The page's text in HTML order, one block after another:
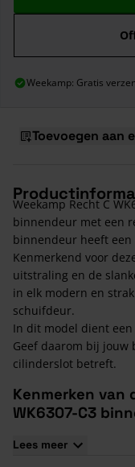
Weekamp: Gratis
Toevoegen aan
Weekamp Recht C
binnendeur met een
binnendeur heeft
Kenmerkend voor
uitstraling en de
in elk modern en
schuifdeur.
In dit model dient
Geef daarom bij jouw
cilinderslot betreft.
Kenmerken van
WK6307-C3
Lees meer